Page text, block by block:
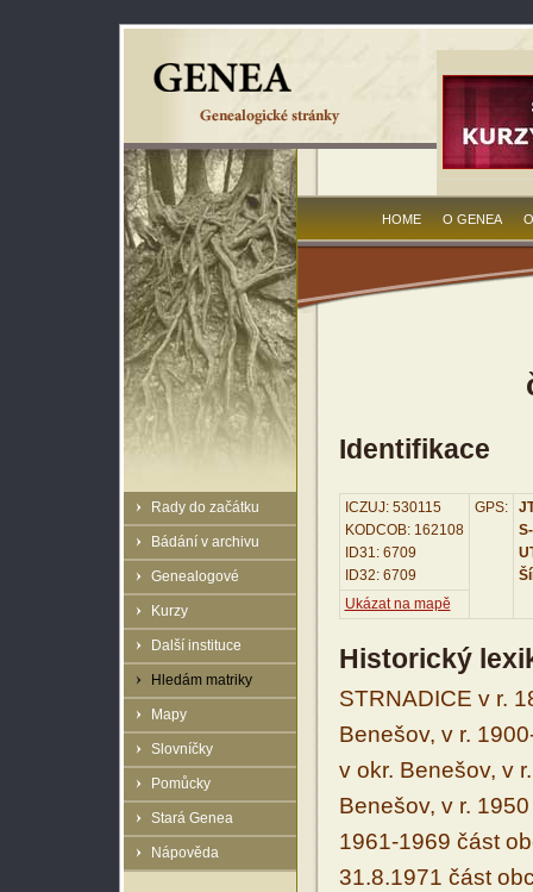
Rady do začátku
Bádání v archivu
Genealogové
Kurzy
Další instituce
Hledám matriky
Mapy
Slovníčky
Pomůcky
Stará Genea
Nápověda
HOME O GENEA
Identifikace
ICZUJ: 530115
KODCOB: 162108
ID31: 6709
ID32: 6709
GPS:
Ukázat na mapě
Historický
STRNADICE v r.
Benešov, v r.
v okr. Benešov, v
Benešov, v r.
1961-1969 část
31.8.1971 část